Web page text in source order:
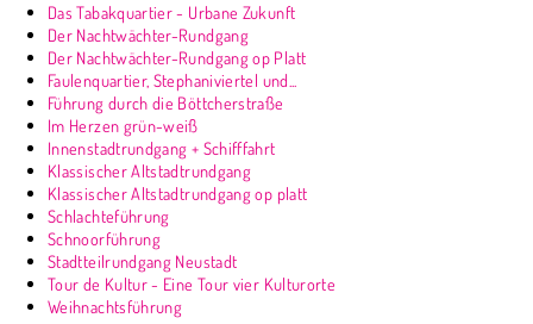
Das Tabakquartier - Urbane Zukunft
Der Nachtwächter-Rundgang
Der Nachtwächter-Rundgang op Platt
Faulenquartier, Stephaniviertel und...
Führung durch die Böttcherstraße
Im Herzen grün-weiß
Innenstadtrundgang + Schifffahrt
Klassischer Altstadtrundgang
Klassischer Altstadtrundgang op platt
Schlachteführung
Schnoorführung
Stadtteilrundgang Neustadt
Tour de Kultur - Eine Tour vier Kulturorte
Weihnachtsführung